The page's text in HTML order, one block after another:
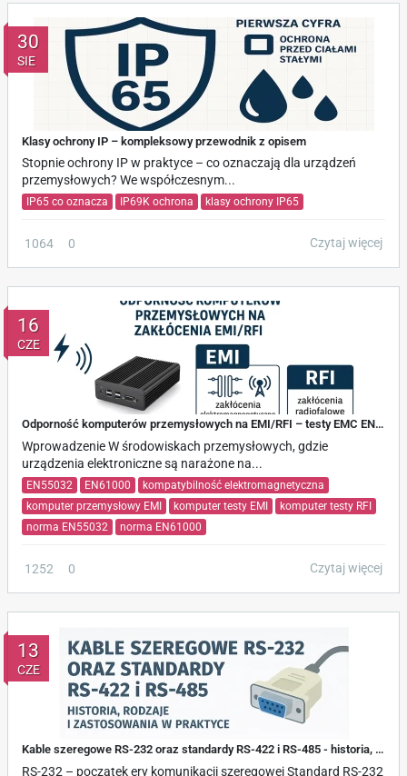
30
SIE
Klasy ochrony IP – kompleksowy przewodnik z opisem
Stopnie ochrony IP w praktyce – co oznaczają dla urządzeń
przemysłowych? We współczesnym...
IP65 co oznacza IP69K ochrona klasy ochrony IP65
1064 0 Czytaj więcej
16
CZE
Odporność komputerów przemysłowych na EMI/RFI – testy EMC EN55032 i EN61000
Wprowadzenie W środowiskach przemysłowych, gdzie
urządzenia elektroniczne są narażone na...
EN55032 EN61000
kompatybilność elektromagnetyczna
komputer przemysłowy EMI
komputer testy EMI
komputer testy RFI
norma EN55032
norma EN61000
1252 0 Czytaj więcej
13
CZE
Kable szeregowe RS-232 oraz standardy RS-422 i RS-485 - historia, rodzaje i zastosowania w praktyce
RS-232 – początek ery komunikacji szeregowej Standard RS-232